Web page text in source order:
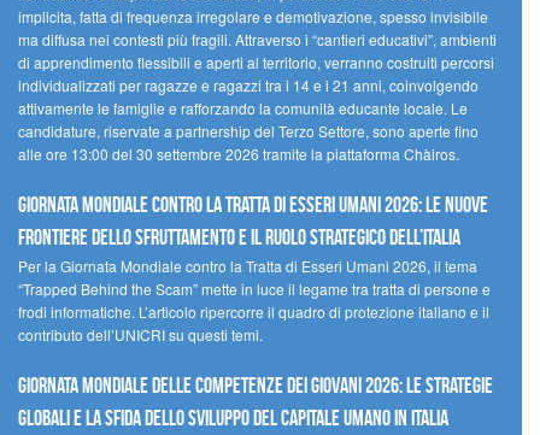
implicita, fatta di frequenza irregolare e demotivazione, spesso invisibile
ma diffusa nei contesti più fragili. Attraverso i “cantieri educativi”, ambienti
di apprendimento flessibili e aperti al territorio, verranno costruiti percorsi
individualizzati per ragazze e ragazzi tra i 14 e i 21 anni, coinvolgendo
attivamente le famiglie e rafforzando la comunità educante locale. Le
candidature, riservate a partnership del Terzo Settore, sono aperte fino
alle ore 13:00 del 30 settembre 2026 tramite la piattaforma Chàiros.
GIORNATA MONDIALE CONTRO LA TRATTA DI ESSERI UMANI 2026: LE NUOVE
FRONTIERE DELLO SFRUTTAMENTO E IL RUOLO STRATEGICO DELL’ITALIA
Per la Giornata Mondiale contro la Tratta di Esseri Umani 2026, il tema
“Trapped Behind the Scam” mette in luce il legame tra tratta di persone e
frodi informatiche. L’articolo ripercorre il quadro di protezione italiano e il
contributo dell’UNICRI su questi temi.
GIORNATA MONDIALE DELLE COMPETENZE DEI GIOVANI 2026: LE STRATEGIE
GLOBALI E LA SFIDA DELLO SVILUPPO DEL CAPITALE UMANO IN ITALIA